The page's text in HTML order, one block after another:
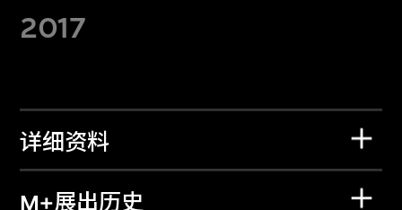
2017
详细资料
M+展出历史